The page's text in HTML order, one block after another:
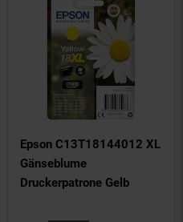
Epson C13T18144012 XL
Gänseblume
Druckerpatrone Gelb